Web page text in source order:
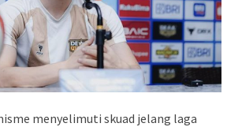
menyelimuti skuad jelang laga